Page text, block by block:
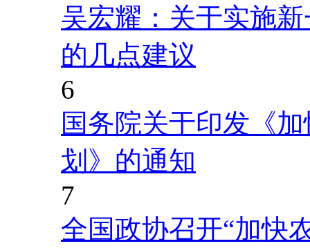
吴宏耀：关于实施
的几点建议
6
国务院关于印发《
划》的通知
7
全国政协召开“加快